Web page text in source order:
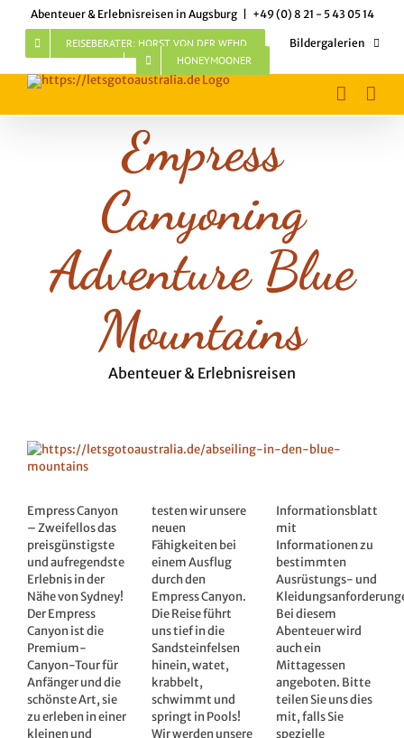
content
Abenteuer & Erlebnisreisen in Augsburg +49 (0) 8 21 - 5 43 05 14
REISEBERATER: HORST VON DER WEHD
Bildergalerien
HONEYMOONER
Empress
Canyoning
Adventure Blue
Mountains
Abenteuer & Erlebnisreisen
Zeige
grösseres
Empress Canyon
– Zweifellos das
preisgünstigste
und aufregendste
Erlebnis in der
Nähe von Sydney!
Der Empress
Canyon ist die
Premium-
Canyon-Tour für
Anfänger und die
schönste Art, sie
zu erleben in einer
kleinen und
testen wir unsere
neuen
Fähigkeiten bei
einem Ausflug
durch den
Empress Canyon.
Die Reise führt
uns tief in die
Sandsteinfelsen
hinein, watet,
krabbelt,
schwimmt und
springt in Pools!
Wir werden unsere
Informationsblatt
mit
Informationen zu
bestimmten
Ausrüstungs- und
Bei diesem
Abenteuer wird
auch ein
Mittagessen
angeboten. Bitte
teilen Sie uns dies
mit, falls Sie
spezielle